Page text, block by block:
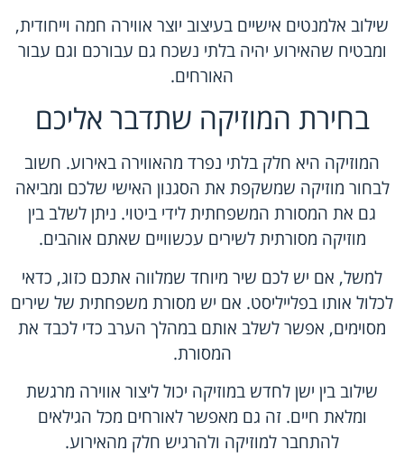
שילוב אלמנטים אישיים בעיצוב יוצר אווירה חמה וייחודית,
ומבטיח שהאירוע יהיה בלתי נשכח גם עבורכם וגם עבור
האורחים.
בחירת המוזיקה שתדבר אליכם
המוזיקה היא חלק בלתי נפרד מהאווירה באירוע. חשוב
לבחור מוזיקה שמשקפת את הסגנון האישי שלכם ומביאה
גם את המסורת המשפחתית לידי ביטוי. ניתן לשלב בין
מוזיקה מסורתית לשירים עכשוויים שאתם אוהבים.
למשל, אם יש לכם שיר מיוחד שמלווה אתכם כזוג, כדאי
לכלול אותו בפלייליסט. אם יש מסורת משפחתית של שירים
מסוימים, אפשר לשלב אותם במהלך הערב כדי לכבד את
המסורת.
שילוב בין ישן לחדש במוזיקה יכול ליצור אווירה מרגשת
ומלאת חיים. זה גם מאפשר לאורחים מכל הגילאים
להתחבר למוזיקה ולהרגיש חלק מהאירוע.